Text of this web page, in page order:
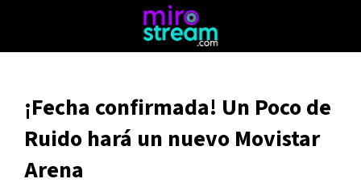
¡Fecha confirmada! Un Poco de
Ruido hará un nuevo Movistar
Arena